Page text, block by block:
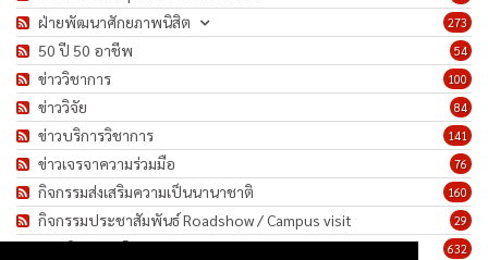
273
ฝ่ายพัฒนาศักยภาพนิสิต
54
50 ปี 50 อาชีพ
100
ข่าววิชาการ
84
ข่าววิจัย
141
ข่าวบริการวิชาการ
76
ข่าวเจรจาความร่วมมือ
160
กิจกรรมส่งเสริมความเป็นนานาชาติ
29
กิจกรรมประชาสัมพันธ์ Roadshow / Campus visit
632
ภาพกิจกรรม/โครงการ